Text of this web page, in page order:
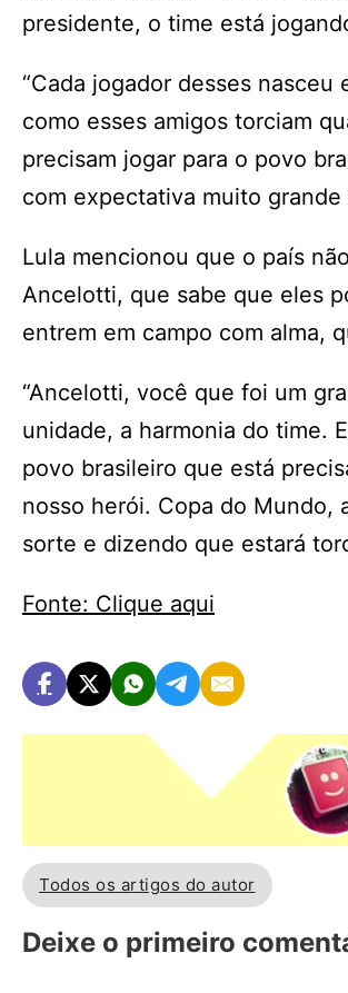
presidente, o time está
“Cada jogador desses
como esses amigos torciam
precisam jogar para o povo
com expectativa muito
Lula mencionou que o país
Ancelotti, que sabe que eles
entrem em campo com alma,
“Ancelotti, você que foi um
unidade, a harmonia do time.
povo brasileiro que está
nosso herói. Copa do Mundo,
sorte e dizendo que estará
Fonte: Clique aqui
Todos os artigos do autor
Deixe o primeiro